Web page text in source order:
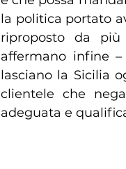
la politica portato
riproposto da
affermano infine
lasciano la Sicilia
clientele che
adeguata e